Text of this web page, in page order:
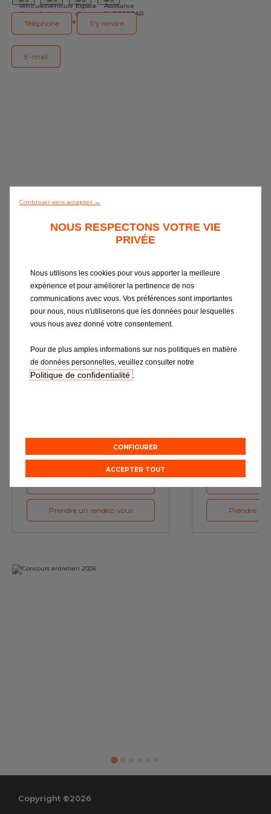
Notre gamme de pièces
Tous les garages
Intégrer le réseau
Téléphone S'y rendre
E-mail
Tout découvrir
Prendre un rendez-vous Prendre un
Copyright ©2026
Continuer sans accepter →
NOUS RESPECTONS VOTRE VIE
PRIVÉE
Nous utilisons les cookies pour vous apporter la meilleure
expérience et pour améliorer la pertinence de nos
communications avec vous. Vos préférences sont importantes
pour nous, nous n'utiliserons que les données pour lesquelles
vous nous avez donné votre consentement.
Pour de plus amples informations sur nos politiques en matière
de données personnelles, veuillez consulter notre
Politique de confidentialité .
CONFIGURER
ACCEPTER TOUT